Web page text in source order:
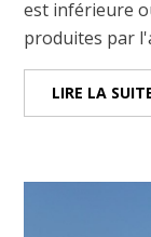
est inférieure
produites par
LIRE LA